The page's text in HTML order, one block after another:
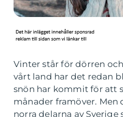
Vinter står för dörren
vårt land har det redan
snön har kommit för att
månader framöver. Men
norra delarna av Sverige